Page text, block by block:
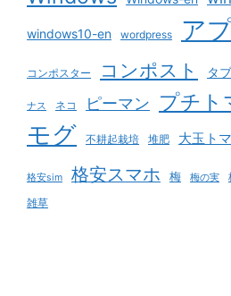
windows10-en wordpress ア
コンポスター コンポスト タ
ナス ネコ ピーマン プチト
モグ 不耕起栽培 堆肥 大玉ト
格安sim 格安スマホ 梅 梅の実
雑草